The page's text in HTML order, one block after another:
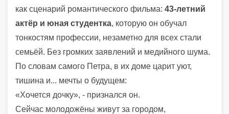
как сценарий романтического фильма: 43-летний
актёр и юная студентка, которую он обучал
тонкостям профессии, незаметно для всех стали
семьёй. Без громких заявлений и медийного шума.
По словам самого Петра, в их доме царит уют,
тишина и... мечты о будущем:
«Хочется дочку», - признался он.
Сейчас молодожёны живут за городом,